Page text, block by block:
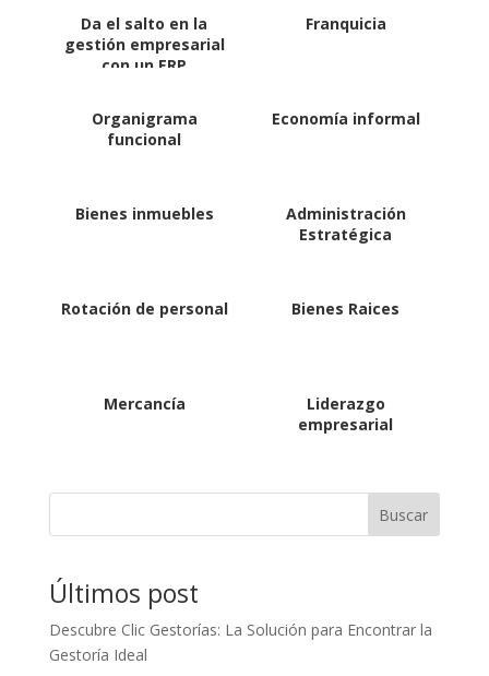
Da el salto en la
gestión empresarial
con un ERP
Franquicia
Organigrama
funcional
Economía informal
Bienes inmuebles
Administración
Estratégica
Rotación de personal Bienes Raices
Mercancía
Liderazgo
empresarial
Buscar
Últimos post
Descubre Clic Gestorías: La Solución para Encontrar la
Gestoría Ideal